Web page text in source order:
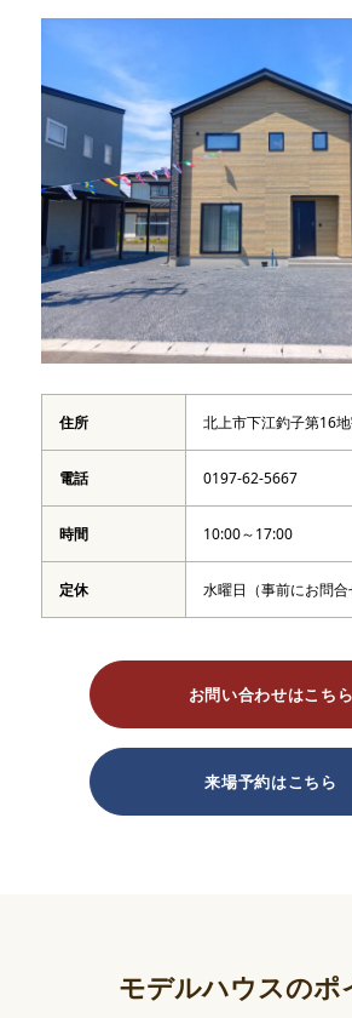
住所 北上市下江釣子第16
電話 0197-62-5667
時間 10:00～17:00
定休 水曜日（事前にお問合
お問い合わせはこちら
来場予約はこちら
モデルハウスのポ